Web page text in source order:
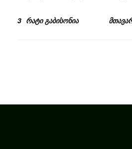
3 რატი გაბისონია